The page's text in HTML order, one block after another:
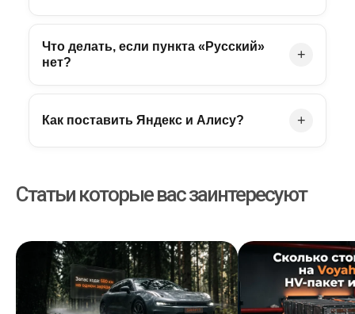
Что делать, если пункта «Русский»
нет?
+
Как поставить Яндекс и Алису? +
Статьи которые вас заинтересуют